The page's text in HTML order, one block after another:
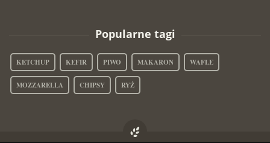
Popularne tagi
KETCHUP KEFIR PIWO MAKARON WAFLE
MOZZARELLA CHIPSY RYŻ